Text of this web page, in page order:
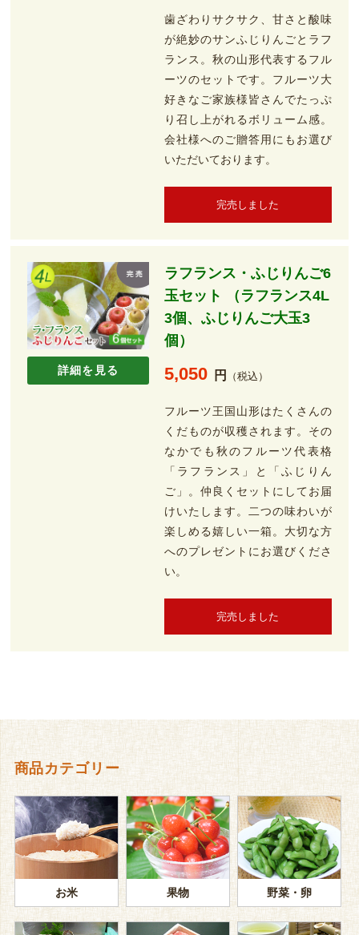
歯ざわりサクサク、甘さと酸味
が絶妙のサンふじりんごとラフ
ランス。秋の山形代表するフル
ーツのセットです。フルーツ大
好きなご家族様皆さんでたっぷ
り召し上がれるボリューム感。
会社様へのご贈答用にもお選び
いただいております。
完売しました
詳細を見る
ラフランス・ふじりんご6
玉セット （ラフランス4L
3個、ふじりんご大玉3
個）
5,050 円 （税込）
フルーツ王国山形はたくさんの
くだものが収穫されます。その
なかでも秋のフルーツ代表格
「ラフランス」と「ふじりん
ご」。仲良くセットにしてお届
けいたします。二つの味わいが
楽しめる嬉しい一箱。大切な方
へのプレゼントにお選びくださ
い。
完売しました
商品カテゴリー
お米 果物 野菜・卵